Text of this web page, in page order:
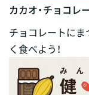
カカオ・チョコレ
チョコレートにま
く食べよう！